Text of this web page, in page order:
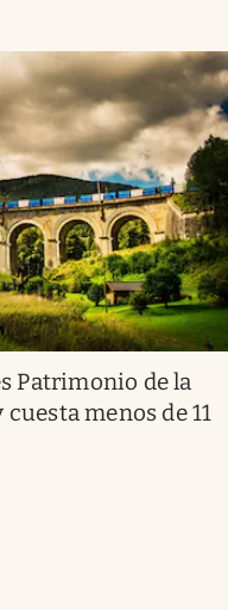
Patrimonio de la
menos de 11